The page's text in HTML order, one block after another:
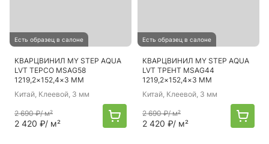
Есть образец в салоне
КВАРЦВИНИЛ MY STEP AQUA
LVT ТЕРСО MSAG58
1219,2×152,4×3 ММ
Китай, Клеевой, 3 мм
2 690 ₽/ м²
2 420 ₽/ м²
Есть образец в салоне
КВАРЦВИНИЛ MY STEP AQUA
LVT ТРЕНТ MSAG44
1219,2×152,4×3 ММ
Китай, Клеевой, 3 мм
2 690 ₽/ м²
2 420 ₽/ м²